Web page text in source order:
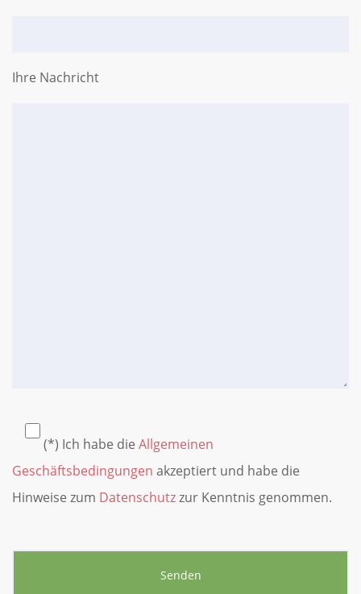
Ihre Nachricht
(*) Ich habe die Allgemeinen
Geschäftsbedingungen akzeptiert und habe die
Hinweise zum Datenschutzzur Kenntnis genommen.